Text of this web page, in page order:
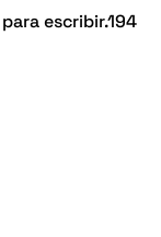
escribir.194